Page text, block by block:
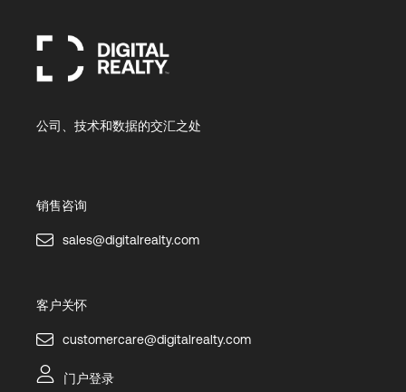
公司、技术和数据的交汇之处
销售咨询
sales@digitalrealty.com
客户关怀
customercare@digitalrealty.com
门户登录